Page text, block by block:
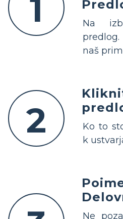
1
Na
naš
2
Ko to
k
Ne